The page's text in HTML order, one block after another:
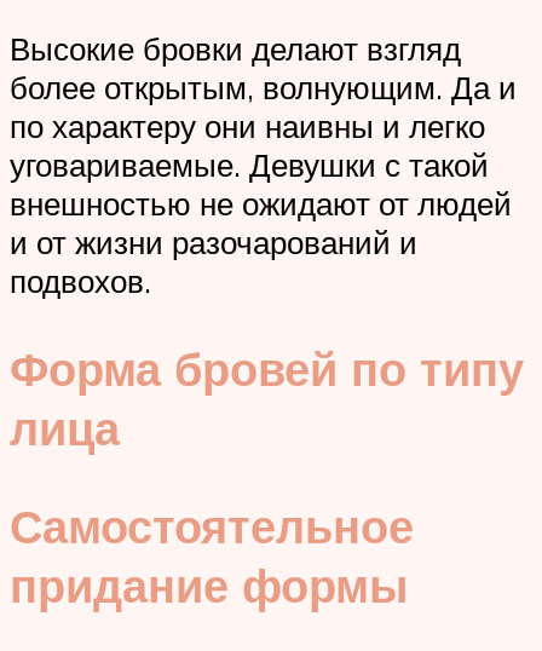
Высокие бровки делают взгляд
более открытым, волнующим. Да и
по характеру они наивны и легко
уговариваемые. Девушки с такой
внешностью не ожидают от людей
и от жизни разочарований и
подвохов.
Форма бровей по типу
лица
Самостоятельное
придание формы